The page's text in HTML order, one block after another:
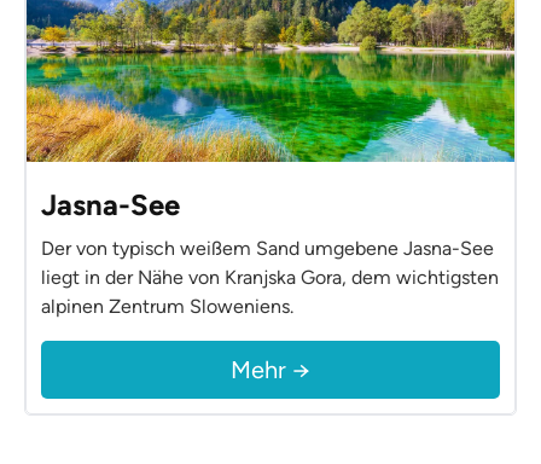
Jasna-See
Der von typisch weißem Sand umgebene Jasna-See
liegt in der Nähe von Kranjska Gora, dem wichtigsten
alpinen Zentrum Sloweniens.
Mehr →